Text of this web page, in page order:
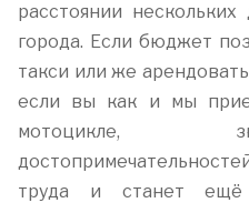
расстоянии
города. Если бюджет
такси или же
если вы как и мы
мотоцикле,
труда и станет ещё